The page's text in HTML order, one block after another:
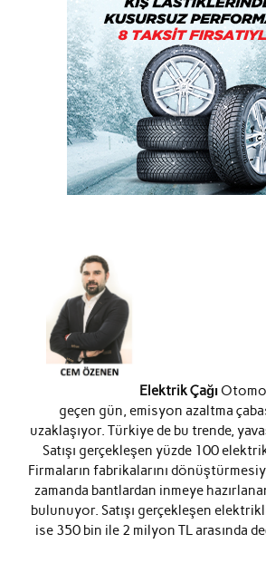
Elektrik Çağı
geçen gün, emisyon azaltma
uzaklaşıyor. Türkiye de bu trende,
Satışı gerçekleşen yüzde 100
Firmaların fabrikalarını
zamanda bantlardan inmeye
bulunuyor. Satışı gerçekleşen
ise 350 bin ile 2 milyon TL arasında